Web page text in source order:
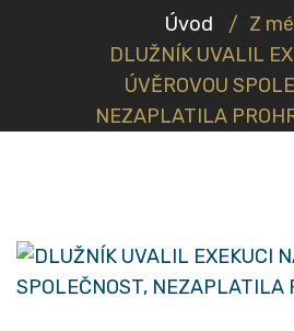
Úvod / Z
DLUŽNÍK UVALIL
ÚVĚROVOU
NEZAPLATILA